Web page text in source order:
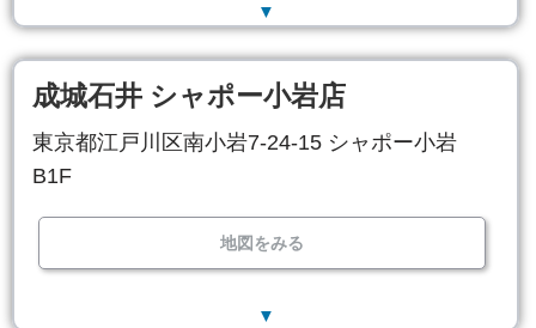
▼
成城石井 シャポー小岩店
東京都江戸川区南小岩7-24-15 シャポー小岩
B1F
地図をみる
▼